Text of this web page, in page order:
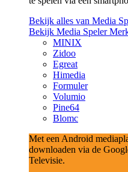
Bekijk alles van Media
Bekijk Media Speler
MINIX
Zidoo
Egreat
Himedia
Formuler
Volumio
Pine64
Blomc
Met een Android
downloaden via de
Televisie.